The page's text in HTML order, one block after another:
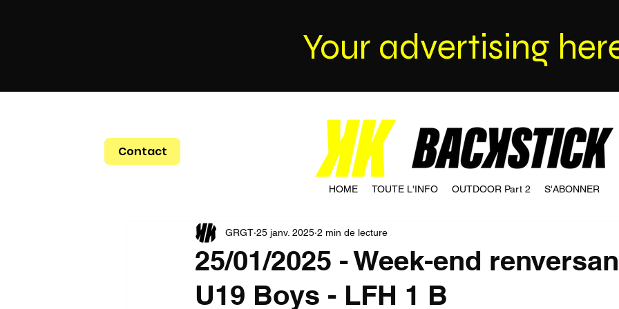
Your advertising
Contact
HOME TOUTE L'INFO OUTDOOR Part 2 S'ABONNER
25/01/2025 - Week-end
U19 Boys - LFH 1 B
GRGT 25 janv. 2025 2 min de lecture